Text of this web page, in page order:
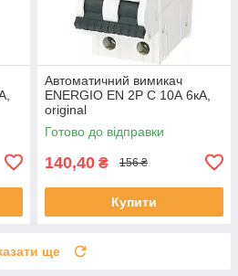
Автоматичний вимикач
ENERGIO EN 2P C 10А 6кА,
original
Готово до відправки
140,40 ₴ 156 ₴
Купити
ще